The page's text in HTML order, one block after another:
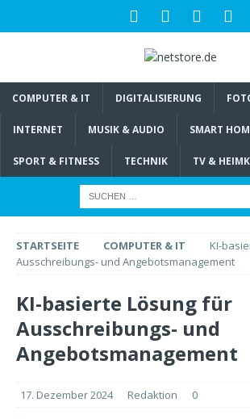
COMPUTER & IT DIGITALISIERUNG
INTERNET MUSIK & AUDIO SMART
SPORT & FITNESS TECHNIK TV &
STARTSEITE COMPUTER & IT
KI-
Ausschreibungs- und Angebotsmanagement
KI-basierte Lösung für
Ausschreibungs- und
Angebotsmanagement
17. Dezember 2024 Redaktion 0